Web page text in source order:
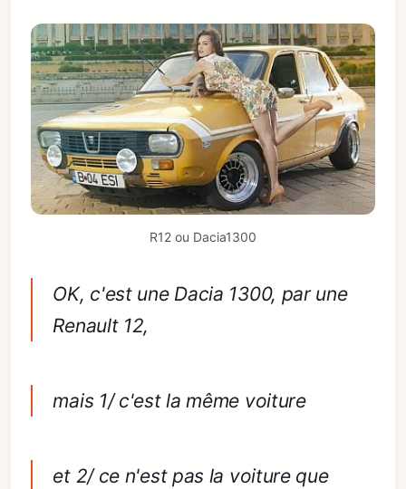
R12 ou Dacia1300
OK, c'est une Dacia 1300, par une
Renault 12,
mais 1/ c'est la même voiture
et 2/ ce n'est pas la voiture que